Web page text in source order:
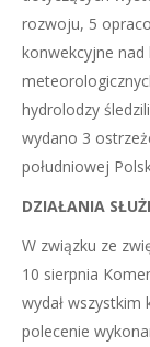
rozwoju, 5
konwekcyjne
hydrolodzy
wydano 3
południowej
DZIAŁANIA
W związku ze
10 sierpnia
wydał
polecenie